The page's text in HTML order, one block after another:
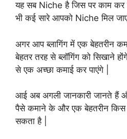
यह सब Niche है जिस पर काम
भी कई सारे आपको Niche मिल
अगर आप ब्लागिंग में एक बेहतरीन
बेहतर तरह से ब्लॉगिंग को सिखाने
से एक अच्छा कमाई कर पाएंगे |
आई अब अगली जानकारी जानते हैं
पैसे कमाने के और एक बेहतरीन किस
सकता है |